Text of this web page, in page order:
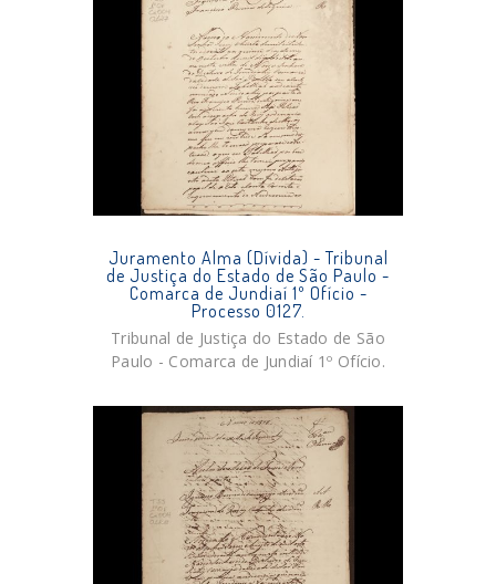
Juramento Alma (Dívida) - Tribunal
de Justiça do Estado de São Paulo -
Comarca de Jundiaí 1º Ofício -
Processo 0127.
Tribunal de Justiça do Estado de São
Paulo - Comarca de Jundiaí 1º Ofício.